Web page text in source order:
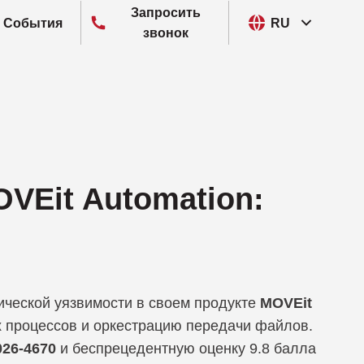
Управление мобильными устройствами
Управление информацией и событиями
Networks
События
Запросить
звонок
RU
Automation:
уязвимости в своем продукте MOVEit
процессов и оркестрацию передачи файлов.
4670 и беспрецедентную оценку 9.8 балла